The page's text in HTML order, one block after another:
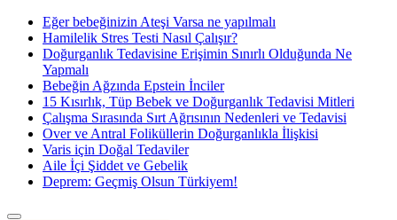
Eğer bebeğinizin Ateşi Varsa ne yapılmalı
Hamilelik Stres Testi Nasıl Çalışır?
Doğurganlık Tedavisine Erişimin Sınırlı Olduğunda Ne
Yapmalı
Bebeğin Ağzında Epstein İnciler
15 Kısırlık, Tüp Bebek ve Doğurganlık Tedavisi Mitleri
Çalışma Sırasında Sırt Ağrısının Nedenleri ve Tedavisi
Over ve Antral Foliküllerin Doğurganlıkla İlişkisi
Varis için Doğal Tedaviler
Aile İçi Şiddet ve Gebelik
Deprem: Geçmiş Olsun Türkiyem!